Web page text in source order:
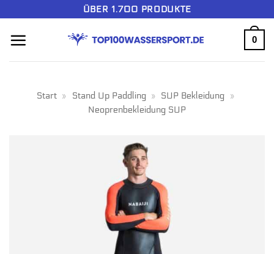
springen
ÜBER 1.700 PRODUKTE
0
Start » Stand Up Paddling » SUP Bekleidung »
Neoprenbekleidung SUP